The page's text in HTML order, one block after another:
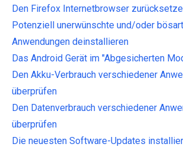
Den Firefox Internetbrowser
Potenziell unerwünschte und/oder
Anwendungen deinstallieren
Das Android Gerät im "Abgesicherten
Den Akku-Verbrauch verschiedener
überprüfen
Den Datenverbrauch verschiedener
überprüfen
Die neuesten Software-Updates